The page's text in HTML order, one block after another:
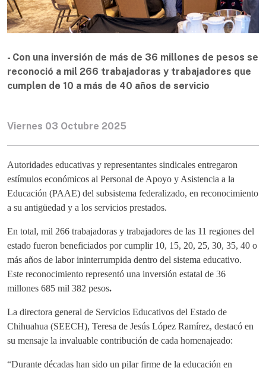
- Con una inversión de más de 36 millones de pesos se
reconoció a mil 266 trabajadoras y trabajadores que
cumplen de 10 a más de 40 años de servicio
Viernes 03 Octubre 2025
Autoridades educativas y representantes sindicales entregaron
estímulos económicos al Personal de Apoyo y Asistencia a la
Educación (PAAE) del subsistema federalizado, en reconocimiento
a su antigüedad y a los servicios prestados.
En total, mil 266 trabajadoras y trabajadores de las 11 regiones del
estado fueron beneficiados por cumplir 10, 15, 20, 25, 30, 35, 40 o
más años de labor ininterrumpida dentro del sistema educativo.
Este reconocimiento representó una inversión estatal de 36
millones 685 mil 382 pesos.
La directora general de Servicios Educativos del Estado de
Chihuahua (SEECH), Teresa de Jesús López Ramírez, destacó en
su mensaje la invaluable contribución de cada homenajeado:
“Durante décadas han sido un pilar firme de la educación en